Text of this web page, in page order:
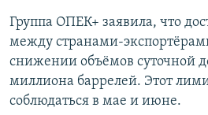
Группа ОПЕК+ заявила, что
между странами-
снижении объёмов суточной
миллиона баррелей. Этот
соблюдаться в мае и июне.